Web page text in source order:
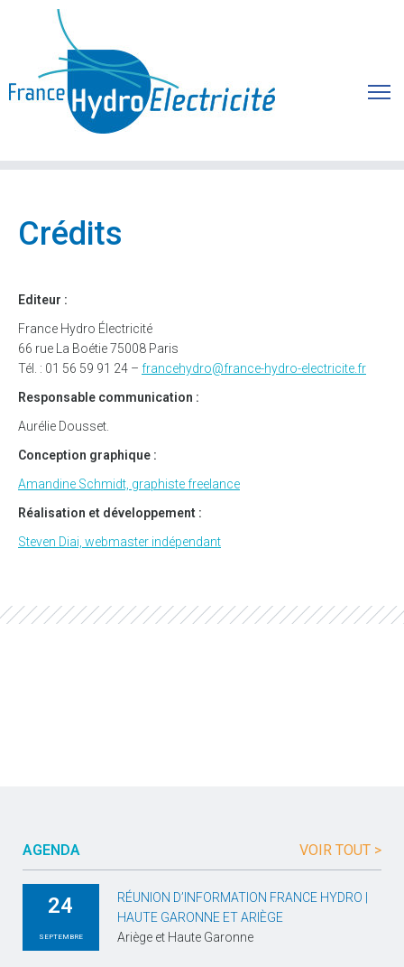
Crédits
Editeur :
France Hydro Électricité
66 rue La Boétie 75008 Paris
Tél. : 01 56 59 91 24 – francehydro@france-hydro-electricite.fr
Responsable communication :
Aurélie Dousset.
Conception graphique :
Amandine Schmidt, graphiste freelance
Réalisation et développement :
Steven Diai, webmaster indépendant
AGENDA VOIR TOUT >
24
SEPTEMBRE
RÉUNION D’INFORMATION FRANCE HYDRO |
HAUTE GARONNE ET ARIÈGE
Ariège et Haute Garonne